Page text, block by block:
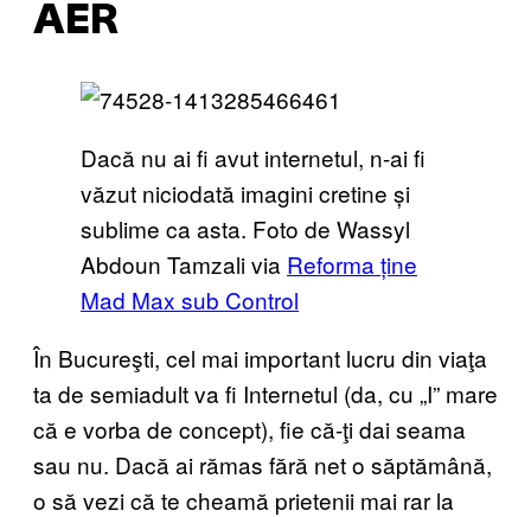
AER
Dacă nu ai fi avut internetul, n-ai fi
văzut niciodată imagini cretine și
sublime ca asta. Foto de Wassyl
Abdoun Tamzali via Reforma ține
Mad Max sub Control
În Bucureşti, cel mai important lucru din viaţa
ta de semiadult va fi Internetul (da, cu „I” mare
că e vorba de concept), fie că-ţi dai seama
sau nu. Dacă ai rămas fără net o săptămână,
o să vezi că te cheamă prietenii mai rar la